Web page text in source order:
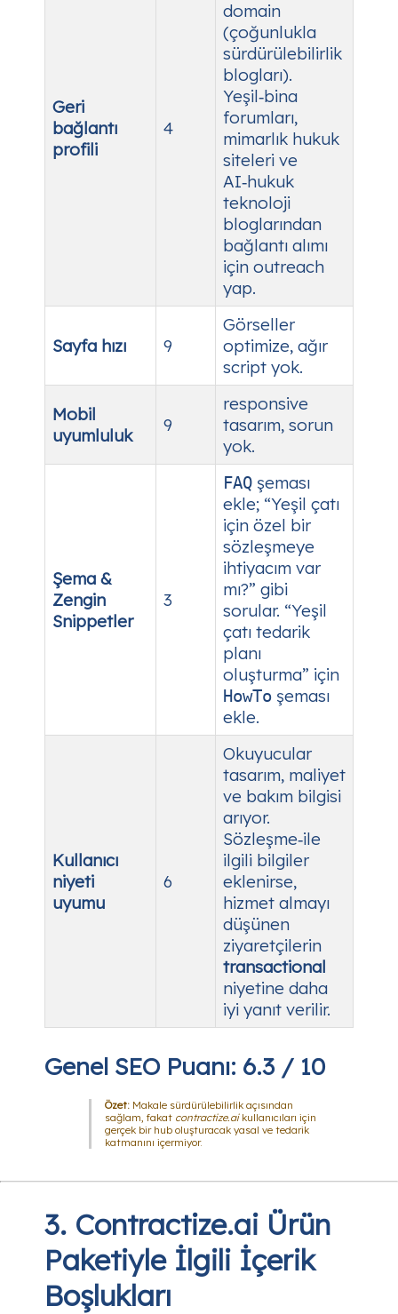
Geri
bağlantı
profili
4
domain
(çoğunlukla
sürdürülebilirlik
blogları).
Yeşil‑bina
forumları,
mimarlık hukuk
siteleri ve
AI‑hukuk
teknoloji
bloglarından
bağlantı alımı
için outreach
yap.
Sayfa hızı 9
Görseller
optimize, ağır
script yok.
Mobil
uyumluluk
9
responsive
tasarım, sorun
yok.
Şema &
Zengin
Snippetler
3
FAQ şeması
ekle; “Yeşil çatı
için özel bir
sözleşmeye
ihtiyacım var
mı?” gibi
sorular. “Yeşil
çatı tedarik
planı
oluşturma” için
HowTo şeması
ekle.
Kullanıcı
niyeti
uyumu
6
Okuyucular
tasarım, maliyet
ve bakım bilgisi
arıyor.
Sözleşme‑ile
ilgili bilgiler
eklenirse,
hizmet almayı
düşünen
ziyaretçilerin
transactional
niyetine daha
iyi yanıt verilir.
Genel SEO Puanı: 6.3 / 10
Özet: Makale sürdürülebilirlik açısından
sağlam, fakat contractize.aikullanıcıları için
gerçek bir hub oluşturacak yasal ve tedarik
katmanını içermiyor.
3. Contractize.ai Ürün
Paketiyle İlgili İçerik
Boşlukları